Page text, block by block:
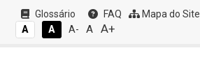
Glossário FAQ Mapa do Site
A
A A- A A+